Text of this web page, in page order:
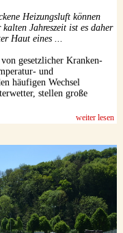
Heizungsluft können
Jahreszeit ist es daher
Haut eines ...
gesetzlicher Kranken-
und
häufigen Wechsel
stellen große
weiter lesen